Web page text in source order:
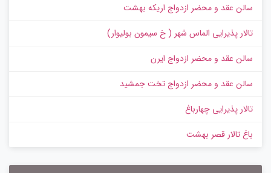
سالن عقد و محضر ازدواج اریکه بهشت
تالار پذیرایی الماس شهر ( خ سیمون بولیوار)
سالن عقد و محضر ازدواج ایرن
سالن عقد و محضر ازدواج تخت جمشید
تالار پذیرایی چهارباغ
باغ تالار قصر بهشت